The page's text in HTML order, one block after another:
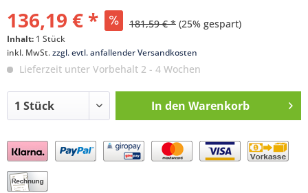
136,19 € * 181,59 € * (25% gespart)
Inhalt: 1 Stück
inkl. MwSt.zzgl. evtl. anfallender Versandkosten
Lieferzeit unter Vorbehalt 2 - 4 Wochen
In den Warenkorb
Preis anfragen